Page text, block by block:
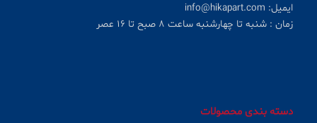
ایمیل: info@hikapart.com
زمان : شنبه تا چهارشنبه ساعت ۸ صبح تا ۱۶ عصر
دسته بندی محصولات